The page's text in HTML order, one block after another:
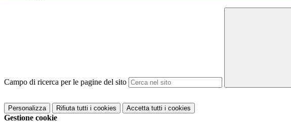
Campo di ricerca per le pagine del sito
Personalizza Rifiuta tutti i cookies Accetta tutti i cookies
Gestione cookie